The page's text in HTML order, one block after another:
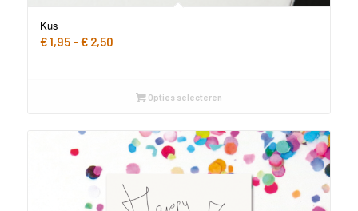
Kus
€1,95 - €2,50Prijsklasse:
€ 2,50Opties selecteren